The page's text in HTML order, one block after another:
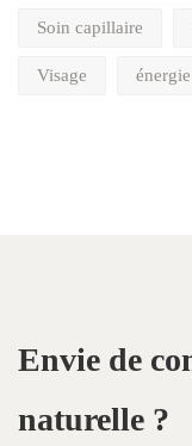
Soin capillaire
Visage énergie
Envie de
naturelle ?